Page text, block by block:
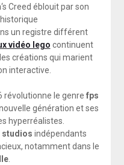
‘s Creed éblouit par son
un registre différent
vidéo lego continuent
créations qui marient
interactive.
révolutionne le genre fps
génération et ses
hyperréalistes.
studios indépendants
notamment dans le
.